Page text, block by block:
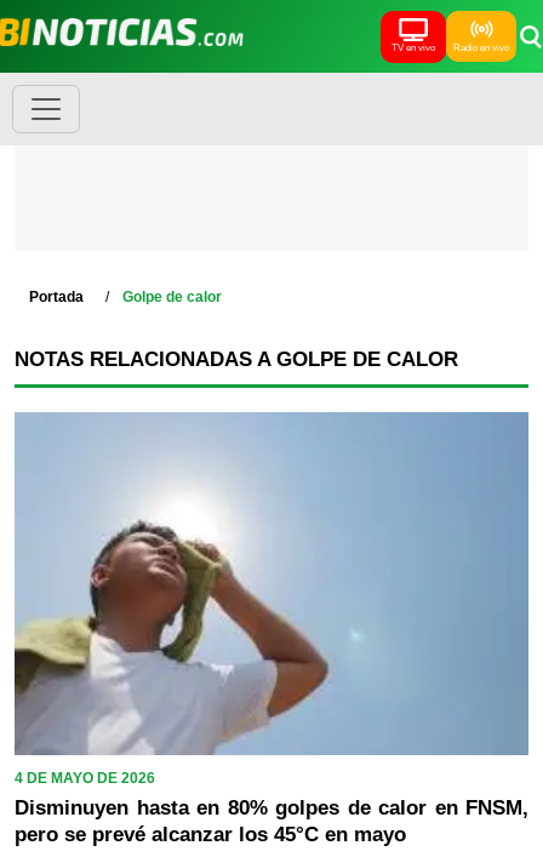
TV en vivo Radio en vivo
Portada Golpe de calor
NOTAS RELACIONADAS A GOLPE DE CALOR
4 DE MAYO DE 2026
Disminuyen hasta en 80% golpes de calor en FNSM,
pero se prevé alcanzar los 45°C en mayo